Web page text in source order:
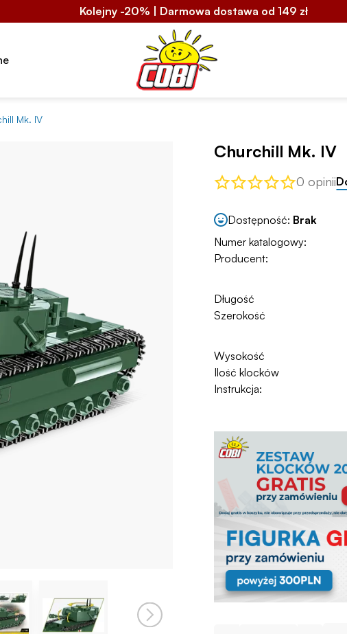
Kolejny -20% | Darmowa dostawa od 149 zł
Mk. IV
Churchill Mk. IV
0 opinii
Dostępność: Brak
Numer katalogowy:
Producent:
Długość
Szerokość
Wysokość
Ilość klocków
Instrukcja: